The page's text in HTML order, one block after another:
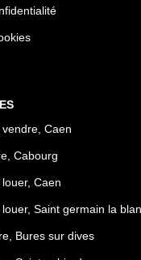
Caen
Cabourg
Caen
Saint germain la
Bures sur dives